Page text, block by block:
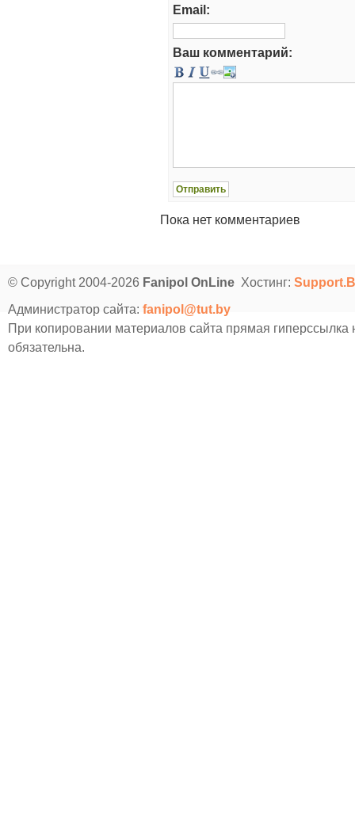
Email:
Ваш комментарий:
Пока нет комментариев
© Copyright 2004-2026 Fanipol OnLine Хостинг:
Администратор сайта: fanipol@tut.by
При копировании материалов сайта прямая гиперссылка
обязательна.